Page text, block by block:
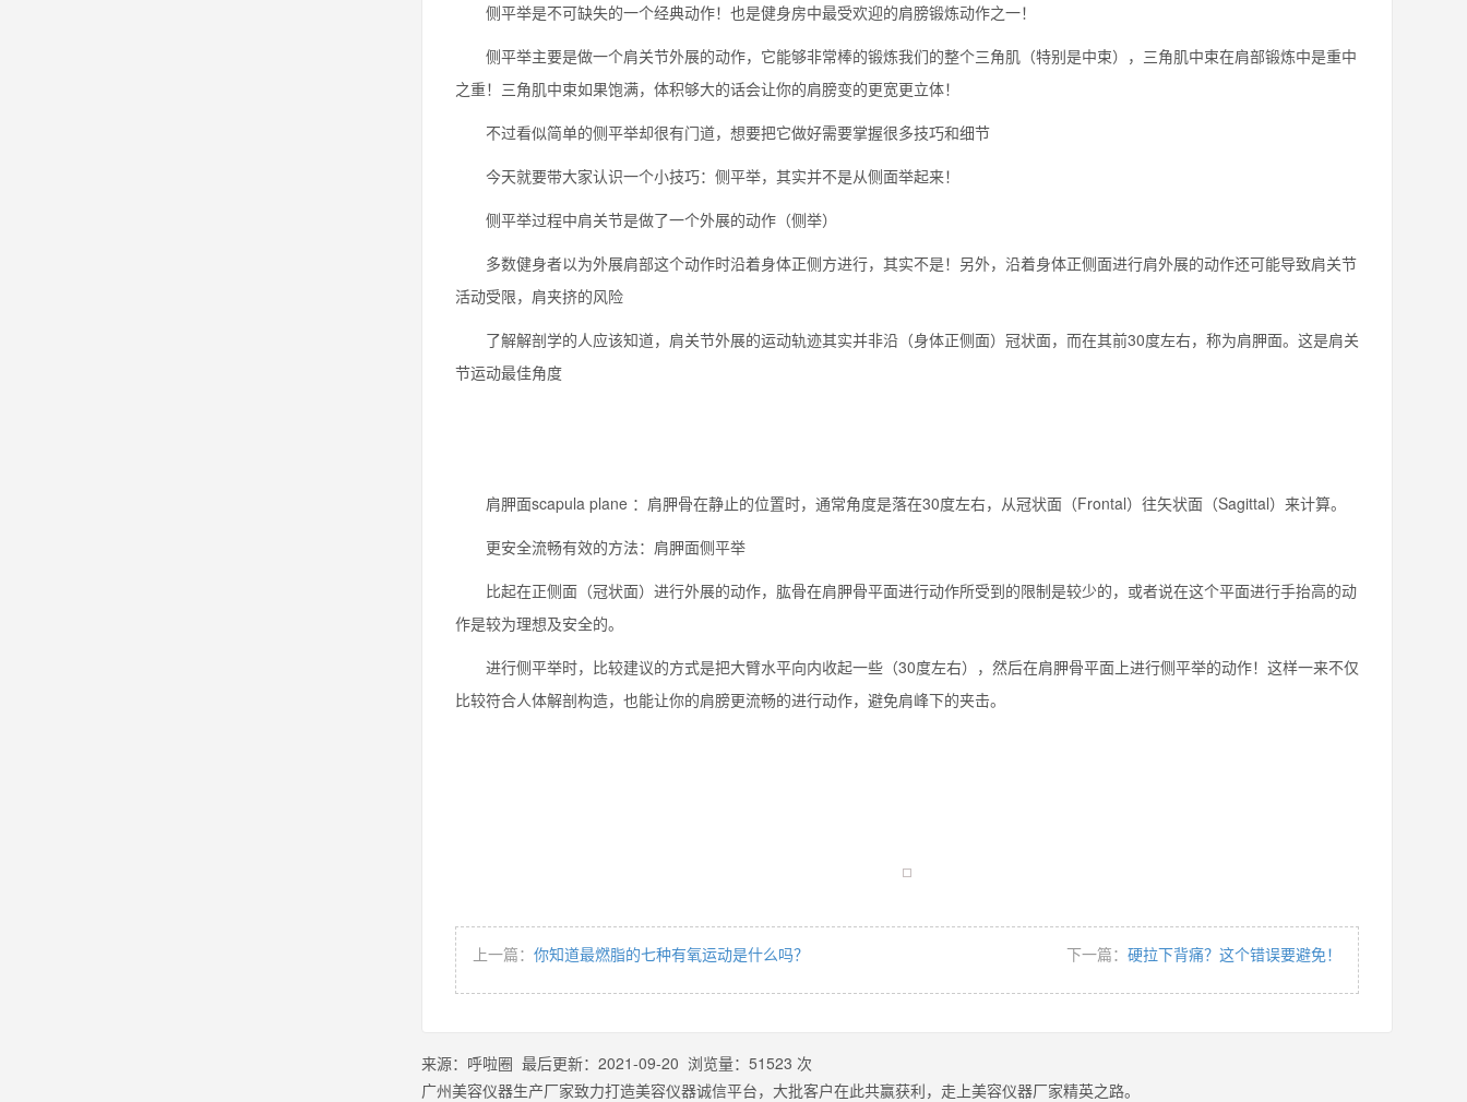
侧平举是不可缺失的一个经典动作！也是健身房中最受欢迎的肩膀锻炼动作之一！
侧平举主要是做一个肩关节外展的动作，它能够非常棒的锻炼我们的整个三角肌（特别是中束），三角肌中束在肩部锻炼中是重中
之重！三角肌中束如果饱满，体积够大的话会让你的肩膀变的更宽更立体！
不过看似简单的侧平举却很有门道，想要把它做好需要掌握很多技巧和细节
今天就要带大家认识一个小技巧：侧平举，其实并不是从侧面举起来！
侧平举过程中肩关节是做了一个外展的动作（侧举）
多数健身者以为外展肩部这个动作时沿着身体正侧方进行，其实不是！另外，沿着身体正侧面进行肩外展的动作还可能导致肩关节
活动受限，肩夹挤的风险
了解解剖学的人应该知道，肩关节外展的运动轨迹其实并非沿（身体正侧面）冠状面，而在其前30度左右，称为肩胛面。这是肩关
节运动最佳角度
肩胛面scapula plane ：肩胛骨在静止的位置时，通常角度是落在30度左右，从冠状面（Frontal）往矢状面（Sagittal）来计算。
更安全流畅有效的方法：肩胛面侧平举
比起在正侧面（冠状面）进行外展的动作，肱骨在肩胛骨平面进行动作所受到的限制是较少的，或者说在这个平面进行手抬高的动
作是较为理想及安全的。
进行侧平举时，比较建议的方式是把大臂水平向内收起一些（30度左右），然后在肩胛骨平面上进行侧平举的动作！这样一来不仅
比较符合人体解剖构造，也能让你的肩膀更流畅的进行动作，避免肩峰下的夹击。
上一篇： 你知道最燃脂的七种有氧运动是什么吗？ 下一篇： 硬拉下背痛？这个错误要避免！
来源： 呼啦圈 最后更新： 2021-09-20 浏览量： 51523 次
广州美容仪器生产厂家致力打造美容仪器诚信平台，大批客户在此共赢获利，走上美容仪器厂家精英之路。